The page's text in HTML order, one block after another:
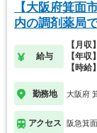
【大阪府箕面
内の調剤薬局
給与
【月
【年
【時
勤務地 大阪府
アクセス 阪急箕